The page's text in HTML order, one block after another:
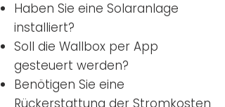
Haben Sie eine Solaranlage
installiert?
Soll die Wallbox per App
gesteuert werden?
Benötigen Sie eine
Rückerstattung der Stromkosten